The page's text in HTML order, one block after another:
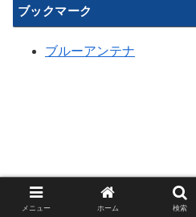
ブックマーク
ブルーアンテナ
メニュー ホーム 検索